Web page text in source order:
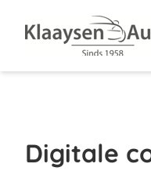
Digitale